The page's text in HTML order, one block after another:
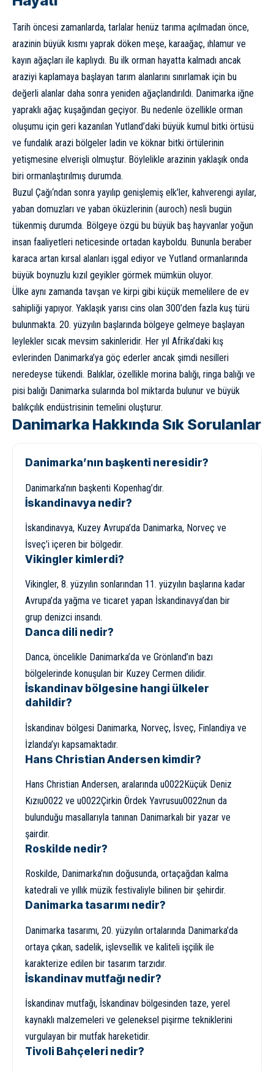
Tarih öncesi zamanlarda, tarlalar henüz tarıma açılmadan önce,
arazinin büyük kısmı yaprak döken meşe, karaağaç, ıhlamur ve
kayın ağaçları ile kaplıydı. Bu ilk orman hayatta kalmadı ancak
araziyi kaplamaya başlayan tarım alanlarını sınırlamak için bu
değerli alanlar daha sonra yeniden ağaçlandırıldı. Danimarka iğne
yapraklı ağaç kuşağından geçiyor. Bu nedenle özellikle orman
oluşumu için geri kazanılan Yutland’daki büyük kumul bitki örtüsü
ve fundalık arazi bölgeler ladin ve köknar bitki örtülerinin
yetişmesine elverişli olmuştur. Böylelikle arazinin yaklaşık onda
biri ormanlaştırılmış durumda.
Buzul Çağı‘ndan sonra yayılıp genişlemiş elk’ler, kahverengi ayılar,
yaban domuzları ve yaban öküzlerinin (auroch) nesli bugün
tükenmiş durumda. Bölgeye özgü bu büyük baş hayvanlar yoğun
insan faaliyetleri neticesinde ortadan kayboldu. Bununla beraber
karaca artan kırsal alanları işgal ediyor ve Yutland ormanlarında
büyük boynuzlu kızıl geyikler görmek mümkün oluyor.
Ülke aynı zamanda tavşan ve kirpi gibi küçük memelilere de ev
sahipliği yapıyor. Yaklaşık yarısı cins olan 300’den fazla kuş türü
bulunmakta. 20. yüzyılın başlarında bölgeye gelmeye başlayan
leylekler sıcak mevsim sakinleridir. Her yıl Afrika’daki kış
evlerinden Danimarka’ya göç ederler ancak şimdi nesilleri
neredeyse tükendi. Balıklar, özellikle morina balığı, ringa balığı ve
pisi balığı Danimarka sularında bol miktarda bulunur ve büyük
balıkçılık endüstrisinin temelini oluşturur.
Danimarka Hakkında Sık Sorulanlar
Danimarka’nın başkenti neresidir?
Danimarka’nın başkenti Kopenhag’dır.
İskandinavya nedir?
İskandinavya, Kuzey Avrupa’da Danimarka, Norveç ve
İsveç’i içeren bir bölgedir.
Vikingler kimlerdi?
Vikingler, 8. yüzyılın sonlarından 11. yüzyılın başlarına kadar
Avrupa’da yağma ve ticaret yapan İskandinavya’dan bir
grup denizci insandı.
Danca dili nedir?
Danca, öncelikle Danimarka’da ve Grönland’ın bazı
bölgelerinde konuşulan bir Kuzey Cermen dilidir.
İskandinav bölgesine hangi ülkeler
dahildir?
İskandinav bölgesi Danimarka, Norveç, İsveç, Finlandiya ve
İzlanda’yı kapsamaktadır.
Hans Christian Andersen kimdir?
Hans Christian Andersen, aralarında u0022Küçük Deniz
Kızıu0022 ve u0022Çirkin Ördek Yavrusuu0022nun da
bulunduğu masallarıyla tanınan Danimarkalı bir yazar ve
şairdir.
Roskilde nedir?
Roskilde, Danimarka’nın doğusunda, ortaçağdan kalma
katedrali ve yıllık müzik festivaliyle bilinen bir şehirdir.
Danimarka tasarımı nedir?
Danimarka tasarımı, 20. yüzyılın ortalarında Danimarka’da
ortaya çıkan, sadelik, işlevsellik ve kaliteli işçilik ile
karakterize edilen bir tasarım tarzıdır.
İskandinav mutfağı nedir?
İskandinav mutfağı, İskandinav bölgesinden taze, yerel
kaynaklı malzemeleri ve geleneksel pişirme tekniklerini
vurgulayan bir mutfak hareketidir.
Tivoli Bahçeleri nedir?